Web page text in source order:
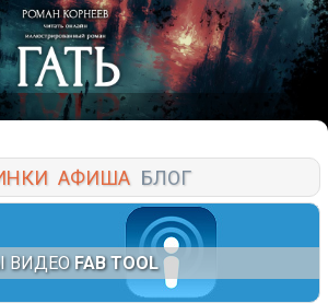
АФИША БЛОГ
ВИДЕО FAB TOOL